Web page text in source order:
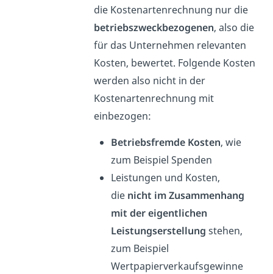
die Kostenartenrechnung nur die
betriebszweckbezogenen, also die
für das Unternehmen relevanten
Kosten, bewertet. Folgende Kosten
werden also nicht in der
Kostenartenrechnung mit
einbezogen:
Betriebsfremde Kosten, wie
zum Beispiel Spenden
Leistungen und Kosten,
die nicht im Zusammenhang
mit der eigentlichen
Leistungserstellung stehen,
zum Beispiel
Wertpapierverkaufsgewinne